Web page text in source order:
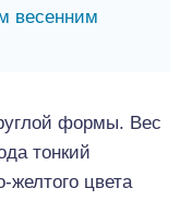
весенним
формы. Вес
тонкий
желтого цвета